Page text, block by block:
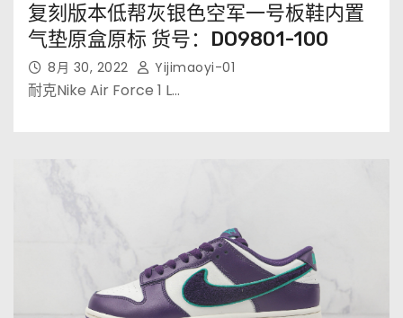
复刻版本低帮灰银色空军一号板鞋内置
气垫原盒原标 货号：DO9801-100
8月 30, 2022 Yijimaoyi-01
耐克Nike Air Force 1 L…